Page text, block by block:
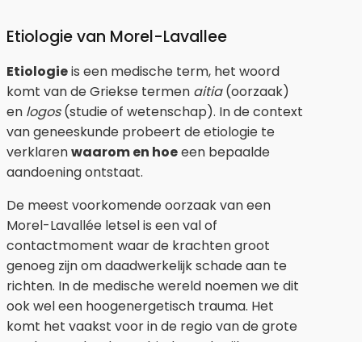
Etiologie van Morel-Lavallee
Etiologieis een medische term, het woord
komt van de Griekse termen aitia(oorzaak)
en logos(studie of wetenschap). In de context
van geneeskunde probeert de etiologie te
verklarenwaarom en hoeeen bepaalde
aandoening ontstaat.
De meest voorkomende oorzaak van een
Morel-Lavallée letsel is een val of
contactmoment waar de krachten groot
genoeg zijn om daadwerkelijk schade aan te
richten. In de medische wereld noemen we dit
ook wel een hoogenergetisch trauma. Het
komt het vaakst voor in de regio van de grote